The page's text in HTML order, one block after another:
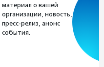
материал о вашей
организации, новость,
пресс-релиз, анонс
события.